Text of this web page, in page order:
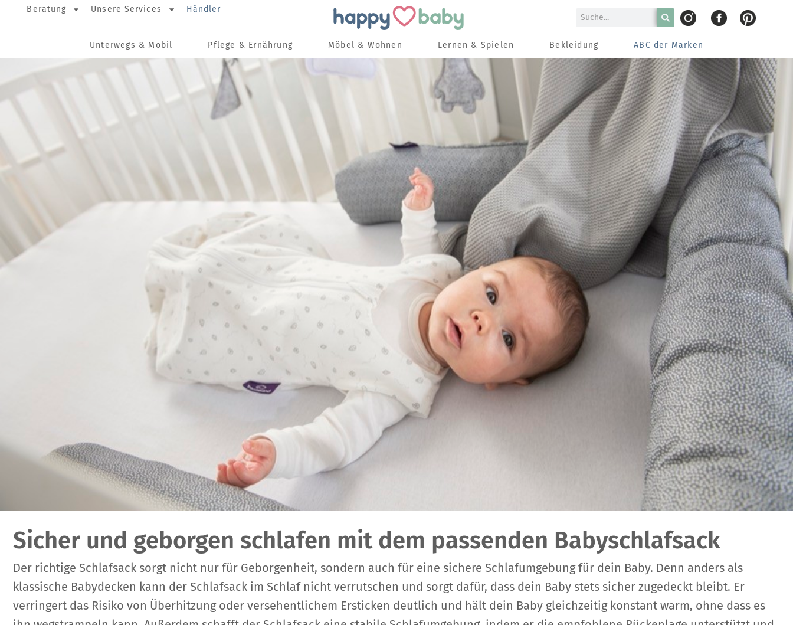
Beratung Unsere Services Händler
Unterwegs & Mobil Pflege & Ernährung Möbel & Wohnen Lernen & Spielen Bekleidung ABC der Marken
Sicher und geborgen schlafen mit dem passenden Babyschlafsack
Der richtige Schlafsack sorgt nicht nur für Geborgenheit, sondern auch für eine sichere Schlafumgebung für dein Baby. Denn anders als
klassische Babydecken kann der Schlafsack im Schlaf nicht verrutschen und sorgt dafür, dass dein Baby stets sicher zugedeckt bleibt. Er
verringert das Risiko von Überhitzung oder versehentlichem Ersticken deutlich und hält dein Baby gleichzeitig konstant warm, ohne dass es